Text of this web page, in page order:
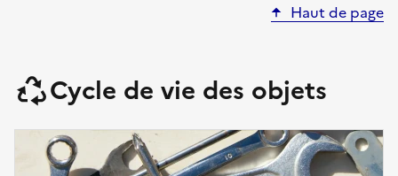
Haut de page
Cycle de vie des objets